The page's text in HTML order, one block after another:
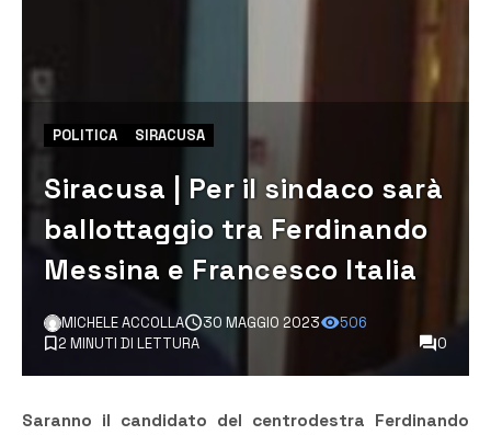
POLITICA SIRACUSA
Siracusa | Per il sindaco sarà
ballottaggio tra Ferdinando
Messina e Francesco Italia
MICHELE ACCOLLA 30 MAGGIO 2023
506
2 MINUTI DI LETTURA
0
Saranno il candidato del centrodestra Ferdinando